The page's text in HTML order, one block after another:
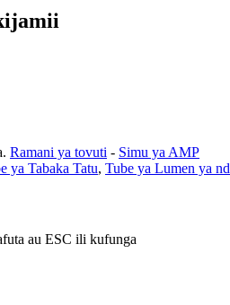
Ramani ya tovuti - Simu ya AMP
ya Tabaka Tatu, Tube ya Lumen ya
au ESC ili kufunga